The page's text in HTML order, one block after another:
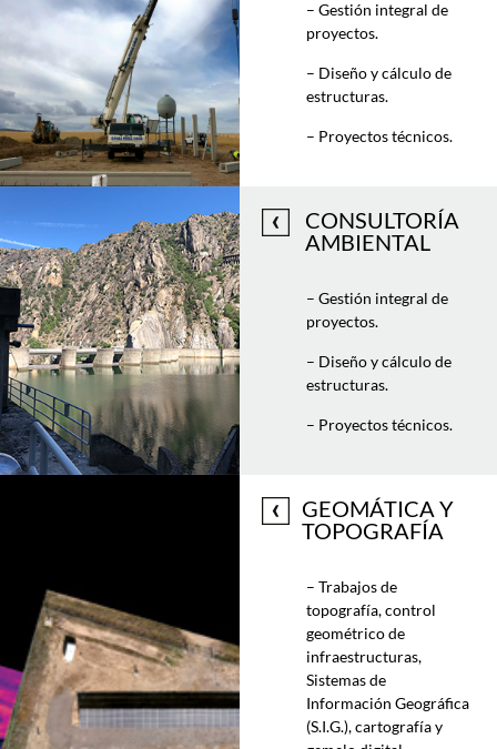
– Gestión integral de
proyectos.
– Diseño y cálculo de
estructuras.
– Proyectos técnicos.
CONSULTORÍA
AMBIENTAL
– Gestión integral de
proyectos.
– Diseño y cálculo de
estructuras.
– Proyectos técnicos.
GEOMÁTICA Y
TOPOGRAFÍA
– Trabajos de
topografía, control
geométrico de
infraestructuras,
Sistemas de
Información Geográfica
(S.I.G.), cartografía y